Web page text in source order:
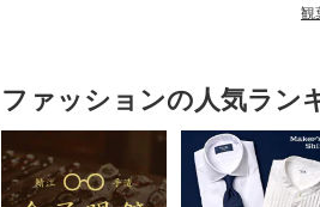
観
ファッションの人気ラン